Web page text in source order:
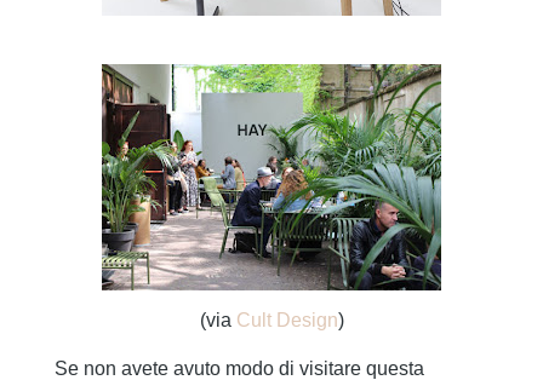
(via Cult Design)
Se non avete avuto modo di visitare questa